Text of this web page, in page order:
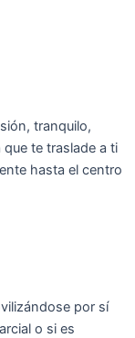
tranquilo,
te traslade a ti
hasta el centro
por sí
o si es